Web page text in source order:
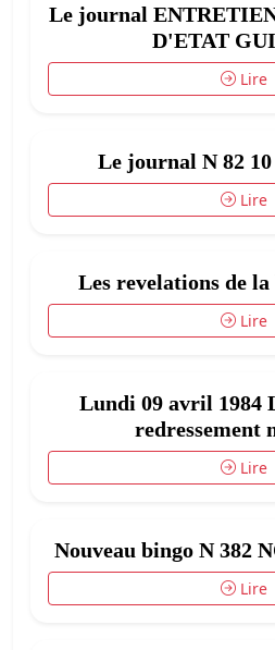
Le journal
D'ETAT
Lire
Le journal N 82
Lire
Les revelations de
Lire
Lundi 09 avril 1984
redressement
Lire
Nouveau bingo N 382
Lire